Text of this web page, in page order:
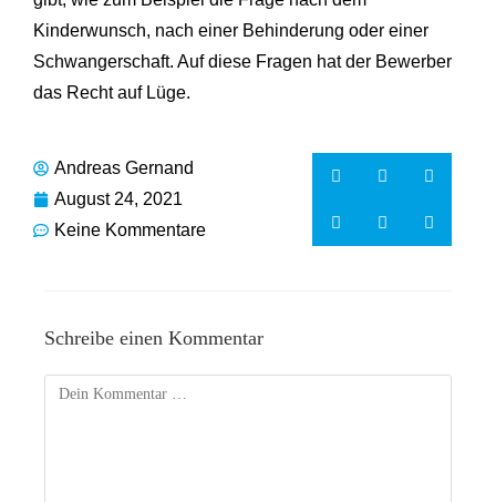
Kinderwunsch, nach einer Behinderung oder einer
Schwangerschaft. Auf diese Fragen hat der Bewerber
das Recht auf Lüge.
Andreas Gernand
August 24, 2021
Keine Kommentare
Schreibe einen Kommentar